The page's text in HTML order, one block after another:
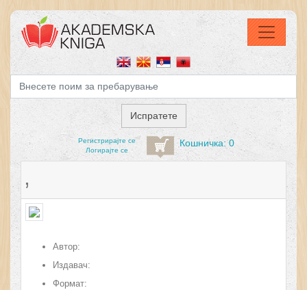
Регистрирајтe се
Логирајте се
Кошничка: 0
,
Автор:
Издавач:
Формат: